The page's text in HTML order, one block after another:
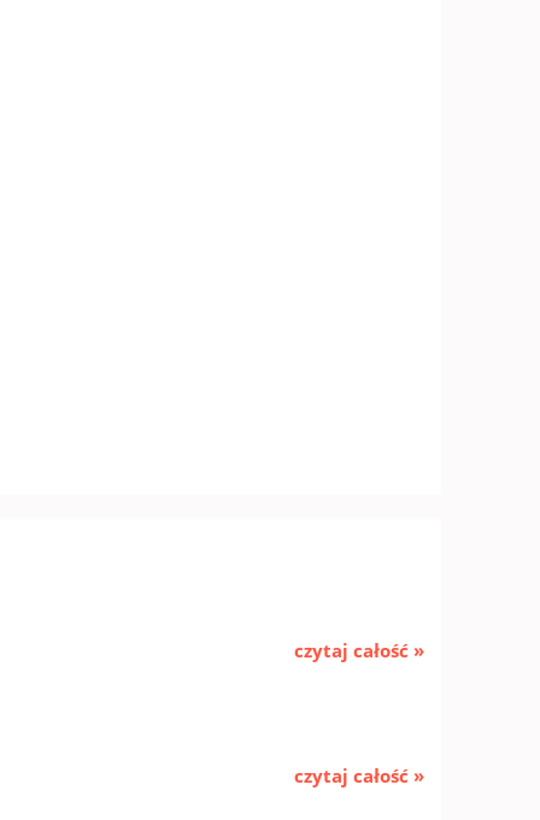
czytaj całość »
czytaj całość »